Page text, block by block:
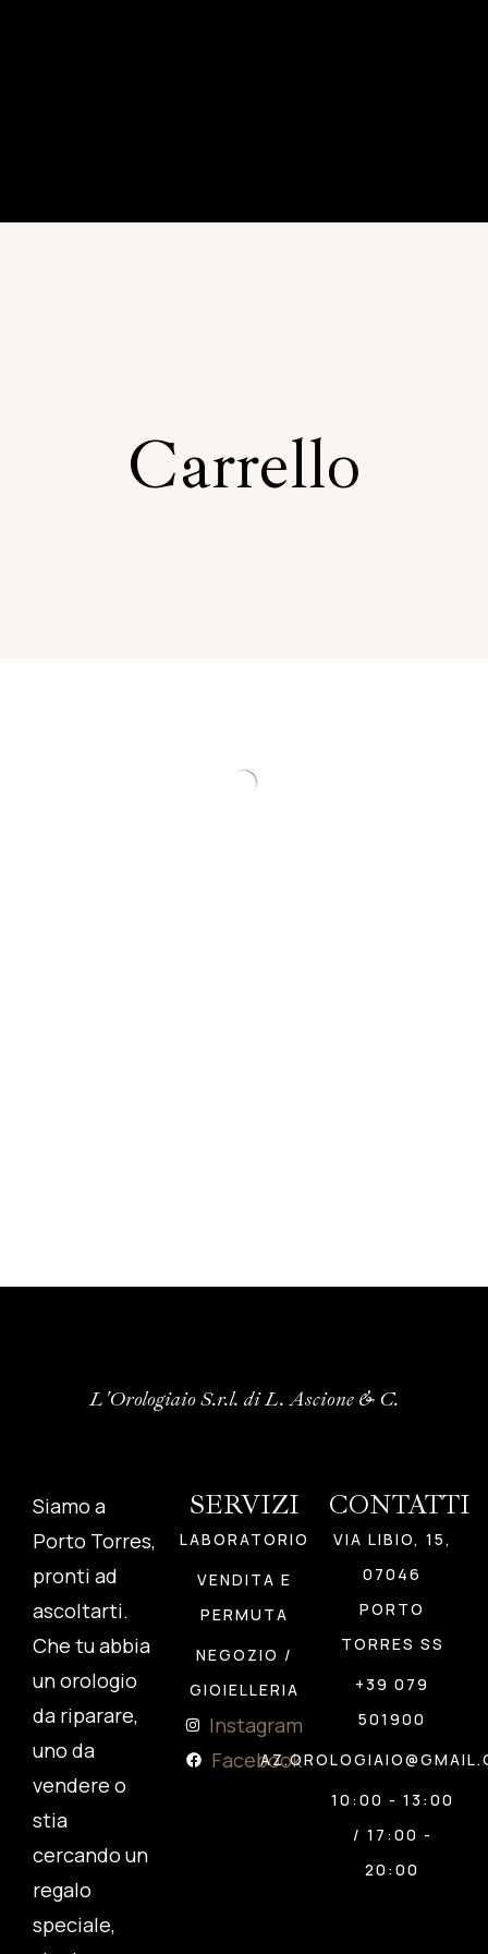
Carrello
L'Orologiaio S.r.l. di L. Ascione & C.
Siamo a
Porto Torres,
pronti ad
ascoltarti.
Che tu abbia
un orologio
da riparare,
uno da
vendere o
stia
cercando un
regalo
speciale,
SERVIZI
LABORATORIO
VENDITA E
PERMUTA
NEGOZIO /
GIOIELLERIA
Instagram
Facebook
CONTATTI
VIA LIBIO, 15,
07046
PORTO
TORRES SS
+39 079
501900
10:00 - 13:00
/ 17:00 -
20:00